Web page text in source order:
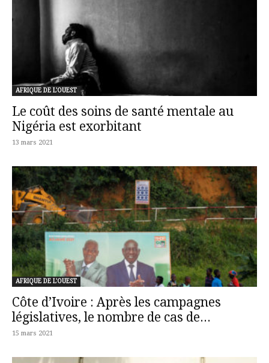
AFRIQUE DE L'OUEST
Le coût des soins de santé mentale au
Nigéria est exorbitant
13 mars 2021
AFRIQUE DE L'OUEST
Côte d’Ivoire : Après les campagnes
législatives, le nombre de cas de...
15 mars 2021